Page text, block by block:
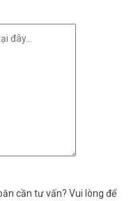
cần tư vấn? Vui lòng để